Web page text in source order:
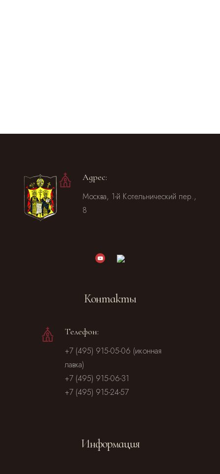
Адрес:
Москва, 1-й Котельнический пер.,
8
Контакты
Телефон:
+7 (495) 915-05-06 (иконная
лавка)
+7 (495) 915-06-31
+7 (495) 915-24-57
Информация